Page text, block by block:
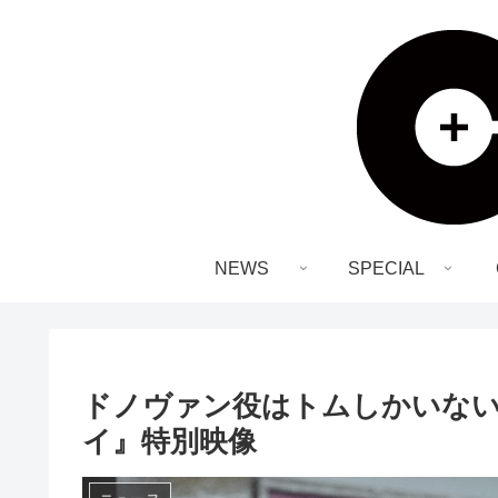
NEWS SPECIAL
ドノヴァン役はトムしかいな
イ』特別映像